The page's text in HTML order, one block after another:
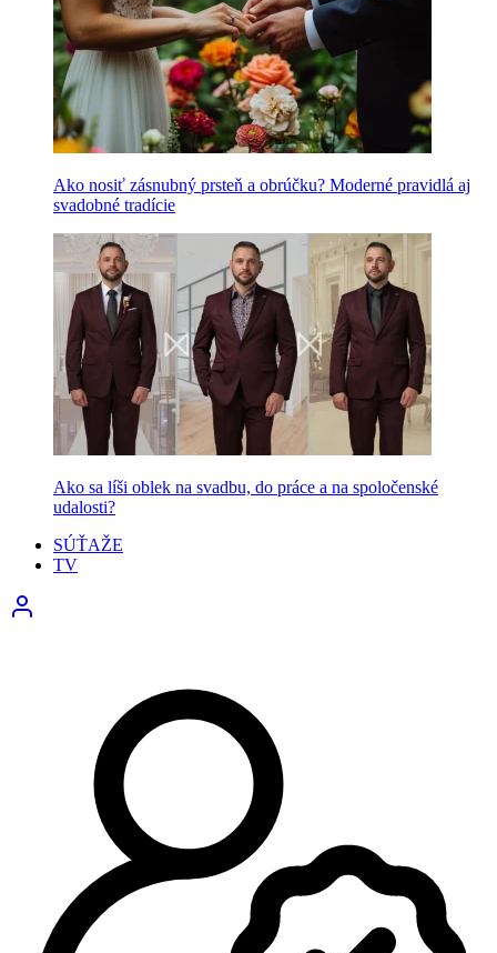
Ako nosiť zásnubný prsteň a obrúčku? Moderné pravidlá aj
svadobné tradície
Ako sa líši oblek na svadbu, do práce a na spoločenské
udalosti?
SÚŤAŽE
TV